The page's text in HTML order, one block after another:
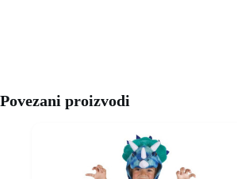
Povezani proizvodi